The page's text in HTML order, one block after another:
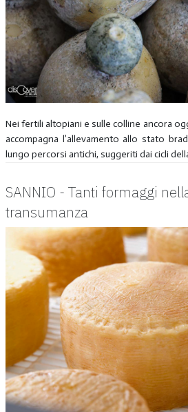
Nei fertili altopiani e sulle colline ancora
accompagna l’allevamento allo stato
lungo percorsi antichi, suggeriti dai cicli
SANNIO - Tanti formaggi
transumanza